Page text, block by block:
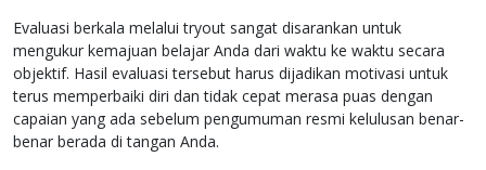
Evaluasi berkala melalui tryout sangat disarankan untuk
mengukur kemajuan belajar Anda dari waktu ke waktu secara
objektif. Hasil evaluasi tersebut harus dijadikan motivasi untuk
terus memperbaiki diri dan tidak cepat merasa puas dengan
capaian yang ada sebelum pengumuman resmi kelulusan benar-
benar berada di tangan Anda.